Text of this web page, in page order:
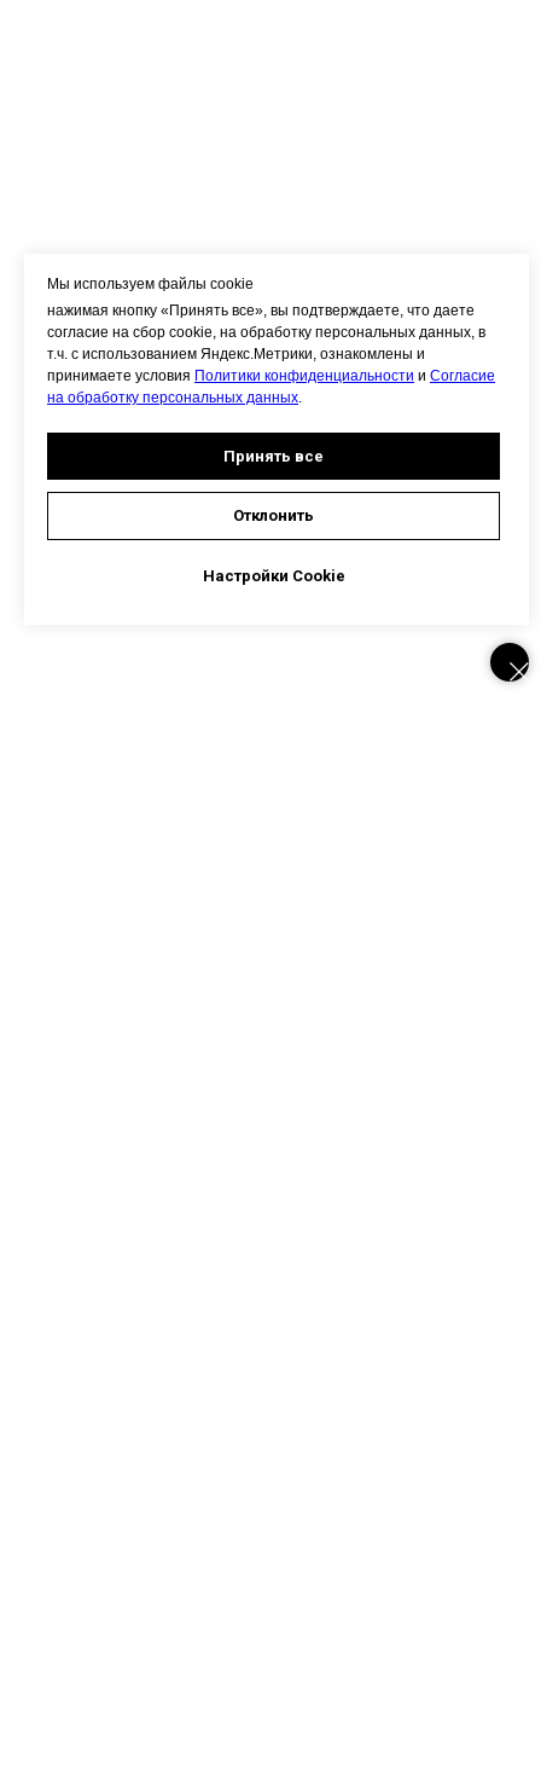
Мы используем файлы cookie
нажимая кнопку «Принять все», вы подтверждаете, что даете
согласие на сбор cookie, на обработку персональных данных, в
т.ч. с использованием Яндекс.Метрики, ознакомлены и
принимаете условия Политики конфиденциальности и Согласие
на обработку персональных данных
Принять все
Отклонить
Настройки Cookie